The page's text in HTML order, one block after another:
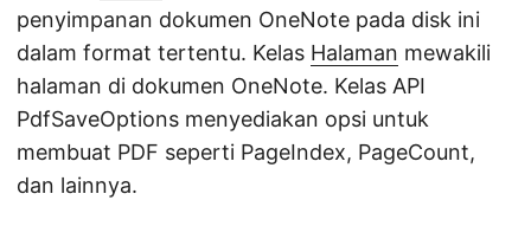
penyimpanan dokumen OneNote pada disk ini
dalam format tertentu. Kelas Halaman mewakili
halaman di dokumen OneNote. Kelas API
PdfSaveOptions menyediakan opsi untuk
membuat PDF seperti PageIndex, PageCount,
dan lainnya.